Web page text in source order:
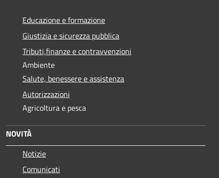
Educazione e formazione
Giustizia e sicurezza pubblica
Tributi,finanze e contravvenzioni
Ambiente
Salute, benessere e assistenza
Autorizzazioni
Agricoltura e pesca
NOVITÀ
Notizie
Comunicati